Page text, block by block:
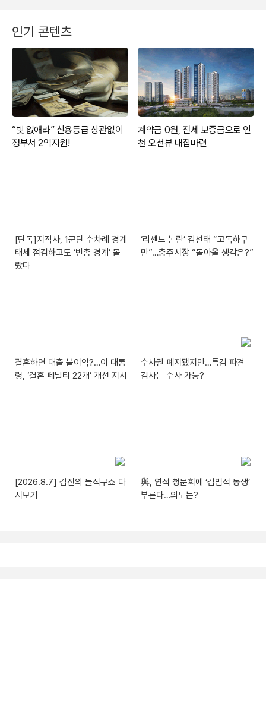
인기 콘텐츠
[단독]지작사, 1군단 수차례 경계
태세 점검하고도 ‘빈총 경계’ 몰
랐다
‘리센느 논란’ 김선태 “고독하구
만”…충주시장 “돌아올 생각은?”
결혼하면 대출 불이익?…이 대통
령, ‘결혼 페널티 22개’ 개선 지시
수사권 폐지됐지만…특검 파견
검사는 수사 가능?
[2026.8.7] 김진의 돌직구쇼 다
시보기
與, 연석 청문회에 ‘김범석 동생’
부른다…의도는?